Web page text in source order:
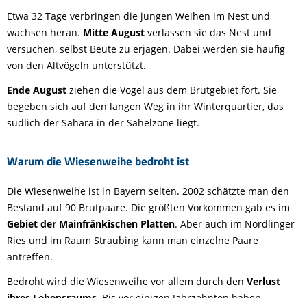
Etwa 32 Tage verbringen die jungen Weihen im Nest und
wachsen heran. Mitte August verlassen sie das Nest und
versuchen, selbst Beute zu erjagen. Dabei werden sie häufig
von den Altvögeln unterstützt.
Ende August ziehen die Vögel aus dem Brutgebiet fort. Sie
begeben sich auf den langen Weg in ihr Winterquartier, das
südlich der Sahara in der Sahelzone liegt.
Warum die Wiesenweihe bedroht ist
Die Wiesenweihe ist in Bayern selten. 2002 schätzte man den
Bestand auf 90 Brutpaare. Die größten Vorkommen gab es im
Gebiet der Mainfränkischen Platten. Aber auch im Nördlinger
Ries und im Raum Straubing kann man einzelne Paare
antreffen.
Bedroht wird die Wiesenweihe vor allem durch den Verlust